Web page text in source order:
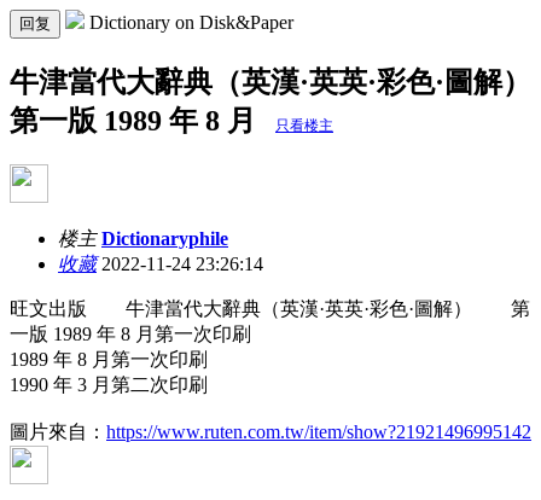
回复 Dictionary on Disk&Paper
牛津當代大辭典（英漢·英英·彩色·圖解）
第一版 1989 年 8 月
只看楼主
楼主 Dictionaryphile
收藏2022-11-24 23:26:14
旺文出版 牛津當代大辭典（英漢·英英·彩色·圖解） 第
一版 1989 年 8 月第一次印刷
1989 年 8 月第一次印刷
1990 年 3 月第二次印刷
圖片來自： https://www.ruten.com.tw/item/show?21921496995142